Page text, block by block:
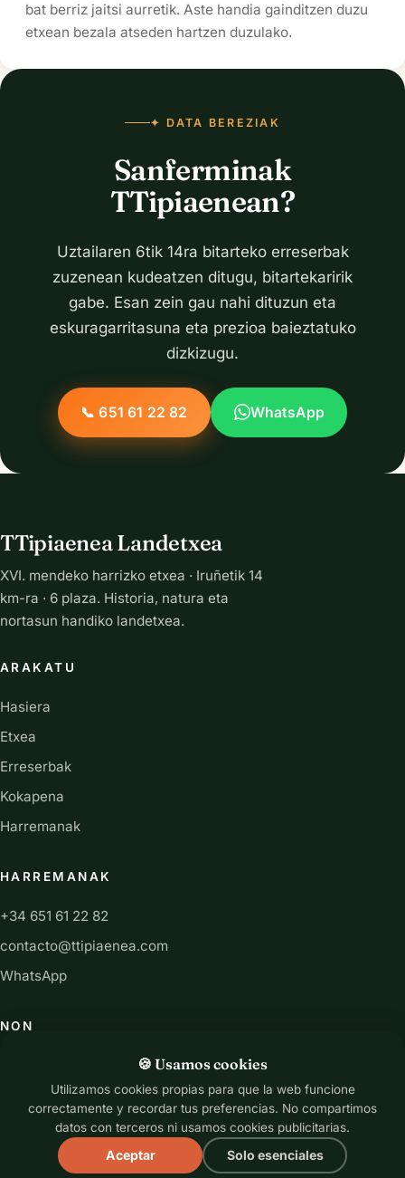
bat berriz jaitsi aurretik. Aste handia gainditzen duzu
etxean bezala atseden hartzen duzulako.
✦ DATA BEREZIAK
Sanferminak
TTipiaenean?
Uztailaren 6tik 14ra bitarteko erreserbak
zuzenean kudeatzen ditugu, bitartekaririk
gabe. Esan zein gau nahi dituzun eta
eskuragarritasuna eta prezioa baieztatuko
dizkizugu.
📞 651 61 22 82 WhatsApp
TTipiaenea Landetxea
XVI. mendeko harrizko etxea · Iruñetik 14
km-ra · 6 plaza. Historia, natura eta
nortasun handiko landetxea.
ARAKATU
Hasiera
Etxea
Erreserbak
Kokapena
Harremanak
HARREMANAK
+34 651 61 22 82
contacto@ttipiaenea.com
WhatsApp
NON
San Martin 13 kalea, 31892 Ariz, Nafarroa
© 2026 TTipiaenea Landetxea. Eskubide guztiak erreserbatuta.
Diseño Ttipiaenea Taldea
🍪 Usamos cookies
Utilizamos cookies propias para que la web funcione
correctamente y recordar tus preferencias. No compartimos
datos con terceros ni usamos cookies publicitarias.
Aceptar Solo esenciales